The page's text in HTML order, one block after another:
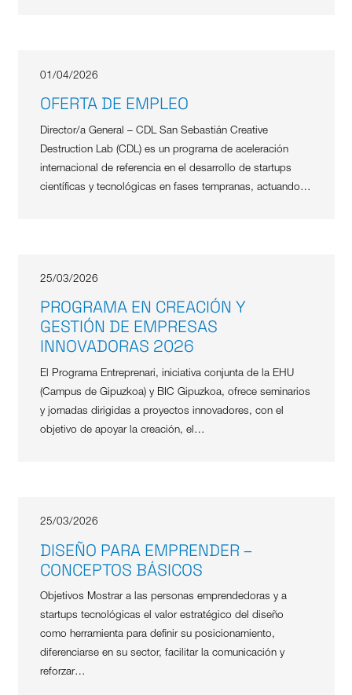
01/04/2026
OFERTA DE EMPLEO
Director/a General – CDL San Sebastián Creative
Destruction Lab (CDL) es un programa de aceleración
internacional de referencia en el desarrollo de startups
científicas y tecnológicas en fases tempranas, actuando…
25/03/2026
PROGRAMA EN CREACIÓN Y
GESTIÓN DE EMPRESAS
INNOVADORAS 2026
El Programa Entreprenari, iniciativa conjunta de la EHU
(Campus de Gipuzkoa) y BIC Gipuzkoa, ofrece seminarios
y jornadas dirigidas a proyectos innovadores, con el
objetivo de apoyar la creación, el…
25/03/2026
DISEÑO PARA EMPRENDER –
CONCEPTOS BÁSICOS
Objetivos Mostrar a las personas emprendedoras y a
startups tecnológicas el valor estratégico del diseño
como herramienta para definir su posicionamiento,
diferenciarse en su sector, facilitar la comunicación y
reforzar…